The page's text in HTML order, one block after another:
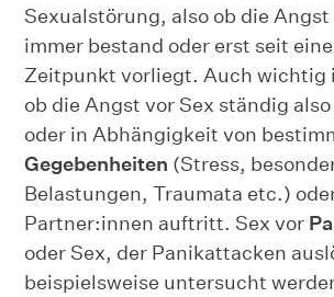
Sexualstörung, also ob die Angst
immer bestand oder erst seit
Zeitpunkt vorliegt. Auch wichtig
ob die Angst vor Sex ständig
oder in Abhängigkeit von
Gegebenheiten (Stress,
Belastungen, Traumata etc.)
Partner:innen auftritt. Sex vor
oder Sex, der Panikattacken
beispielsweise untersucht